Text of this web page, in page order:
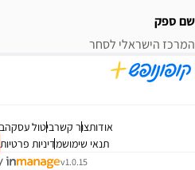
שם ספק
המרכז הישראלי לסחר
אודותצור קשרביטול עסקה
תנאי שימושמדיניות פרטיות
v1.0.15